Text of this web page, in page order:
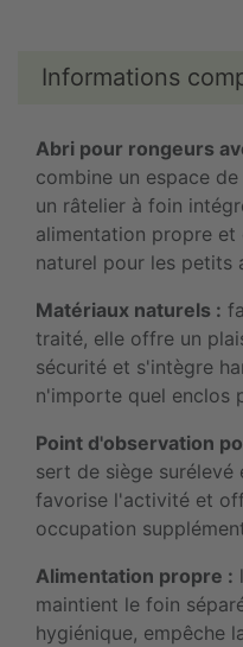
Informations
Abri pour rongeurs
combine un espace
un râtelier à foin
alimentation propre et
naturel pour les petits
Matériaux naturels :
traité, elle offre un
sécurité et s'intègre
n'importe quel enclos
Point d'observation
sert de siège
favorise l'activité et
occupation
Alimentation propre :
maintient le foin
hygiénique, empêche